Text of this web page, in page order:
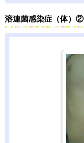
溶連菌感染症（体）②